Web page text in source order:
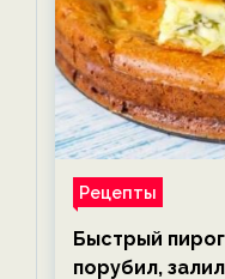
Рецепты
Быстрый
порубил,